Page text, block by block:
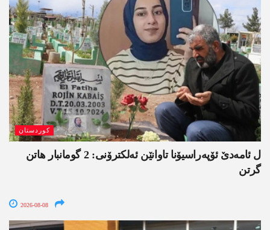
کوردستان
ل ئامەدێ ئۆپەراسیۆنا تاوانێن ئەلکترۆنی: 2 گومانبار ھاتن
گرتن
2026-08-08